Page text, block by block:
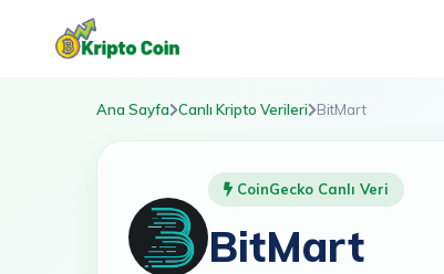
Ana Sayfa Canlı Kripto Verileri BitMart
CoinGecko Canlı Veri
BitMart